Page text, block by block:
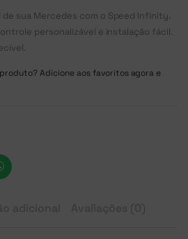
sua Mercedes com o Speed Infinity.
personalizável e instalação fácil.
Adicione aos favoritos agora e